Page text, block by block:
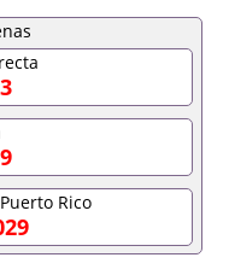
澳洲文凭办理英国
一、快速办理材
人员证明+教育部
学回国必备证明材
代）； 2、雅思、
等留学相关材料
签都可以用到）。
理，毕业证成绩
都可以根据客户要
以用吗551190476
吗551190476要定